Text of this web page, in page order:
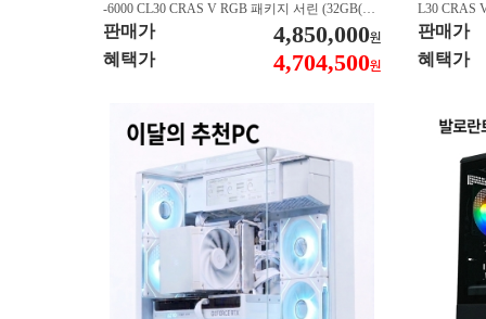
-6000 CL30 CRAS V RGB 패키지 서린 (32GB(16
Gx2)) / B850M AORUS ELITE WIFI6E 피씨디렉
트 / 지포스 RTX 5070 Ti GAMING OC D7 16GB
피씨디렉트 / EXCERIA 히트싱크 M.2 NVMe (2T
판매가 4,850,000원
혜택가 4,704,500원
L30 CRAS
B850M
스 RTX
A 히트싱크
판매가
혜택가